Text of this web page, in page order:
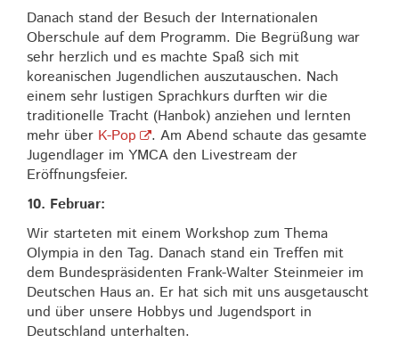
Danach stand der Besuch der Internationalen
Oberschule auf dem Programm. Die Begrüßung war
sehr herzlich und es machte Spaß sich mit
koreanischen Jugendlichen auszutauschen. Nach
einem sehr lustigen Sprachkurs durften wir die
traditionelle Tracht (Hanbok) anziehen und lernten
mehr über K-Pop
. Am Abend schaute das gesamte
Jugendlager im YMCA den Livestream der
Eröffnungsfeier.
10. Februar:
Wir starteten mit einem Workshop zum Thema
Olympia in den Tag. Danach stand ein Treffen mit
dem Bundespräsidenten Frank-Walter Steinmeier im
Deutschen Haus an. Er hat sich mit uns ausgetauscht
und über unsere Hobbys und Jugendsport in
Deutschland unterhalten.